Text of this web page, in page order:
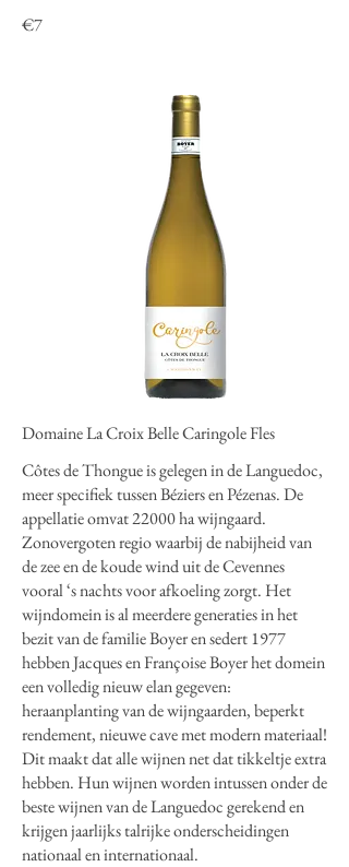
€7
Domaine La Croix Belle Caringole Fles
Côtes de Thongue is gelegen in de Languedoc,
meer specifiek tussen Béziers en Pézenas. De
appellatie omvat 22000 ha wijngaard.
Zonovergoten regio waarbij de nabijheid van
de zee en de koude wind uit de Cevennes
vooral ‘s nachts voor afkoeling zorgt. Het
wijndomein is al meerdere generaties in het
bezit van de familie Boyer en sedert 1977
hebben Jacques en Françoise Boyer het domein
een volledig nieuw elan gegeven:
heraanplanting van de wijngaarden, beperkt
rendement, nieuwe cave met modern materiaal!
Dit maakt dat alle wijnen net dat tikkeltje extra
hebben. Hun wijnen worden intussen onder de
beste wijnen van de Languedoc gerekend en
krijgen jaarlijks talrijke onderscheidingen
nationaal en internationaal.